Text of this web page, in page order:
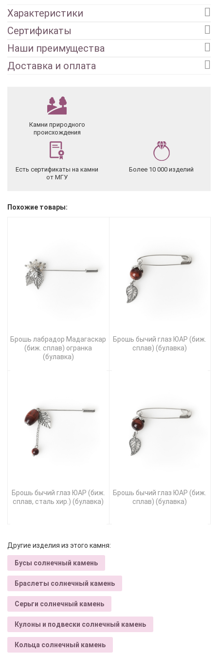
Характеристики
Сертификаты
Наши преимущества
Доставка и оплата
Камни природного
происхождения
Есть сертификаты на камни
от МГУ
Более 10 000 изделий
Похожие товары:
Брошь лабрадор Мадагаскар
(биж. сплав) огранка
(булавка)
Брошь бычий глаз ЮАР (биж.
сплав) (булавка)
Брошь бычий глаз ЮАР (биж.
сплав, сталь хир.) (булавка)
Брошь бычий глаз ЮАР (биж.
сплав) (булавка)
Другие изделия из этого камня:
Бусы солнечный камень
Браслеты солнечный камень
Серьги солнечный камень
Кулоны и подвески солнечный камень
Кольца солнечный камень